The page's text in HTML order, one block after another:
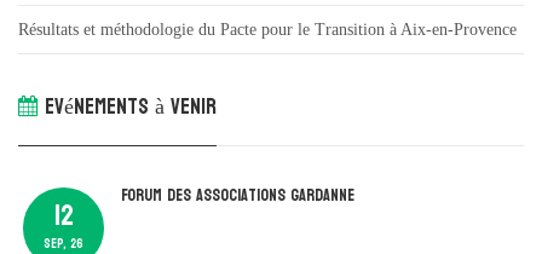
Résultats et méthodologie du Pacte pour le Transition à Aix-en-Provence
Evénements à venir
12
SEP, 26
Forum des associations Gardanne